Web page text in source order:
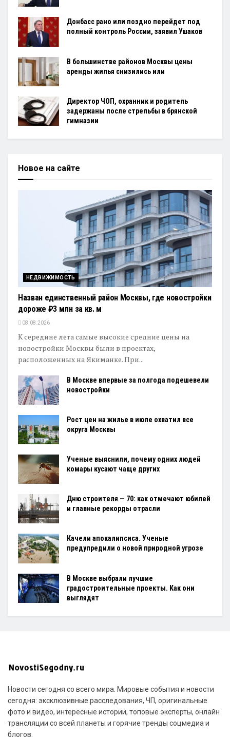
Донбасс рано или поздно перейдет под
полный контроль России, заявил Ушаков
В большинстве районов Москвы цены
аренды жилья снизились или
Директор ЧОП, охранник и родитель
задержаны после стрельбы в брянской
гимназии
Новое на сайте
НЕДВИЖИМОСТЬ
Назван единственный район Москвы, где новостройки
дороже ₽3 млн за кв. м
08.08.2026
К середине лета самые высокие средние цены на
новостройки Москвы были в проектах,
расположенных на Якиманке. При...
В Москве впервые за полгода подешевели
новостройки
Рост цен на жилье в июле охватил все
округа Москвы
Ученые выяснили, почему одних людей
комары кусают чаще других
Дню строителя — 70: как отмечают юбилей
и главные рекорды отрасли
Качели апокалипсиса. Ученые
предупредили о новой природной угрозе
В Москве выбрали лучшие
градостроительные проекты. Как они
выглядят
Новости сегодня со всего мира. Мировые события и новости
сегодня: эксклюзивные расследования, ЧП, оригинальные
фото и видео, интересные истории, топовые эксперты, онлайн
трансляции со всей планеты и горячие тренды соцмедиа и
блогов.